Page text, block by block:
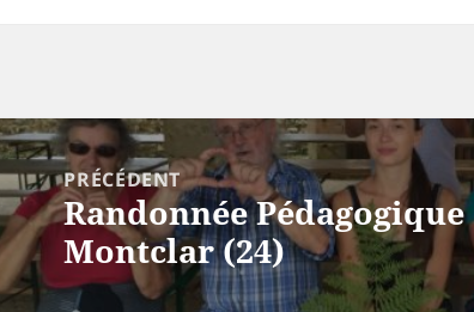
PRÉCÉDENT
Article
précédent :
Randonnée Pédagogique
Montclar (24)